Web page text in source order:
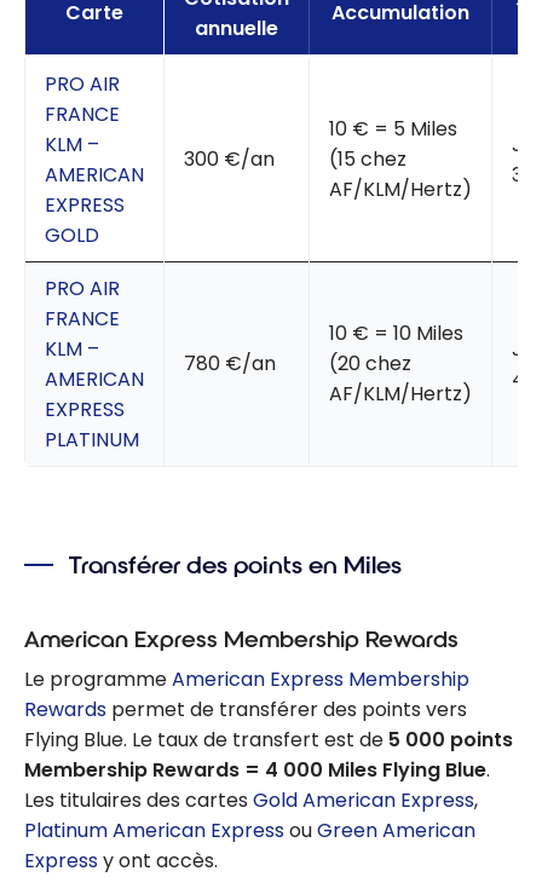
Carte
annuelle
Accumulation
PRO AIR
FRANCE
KLM –
AMERICAN
EXPRESS
GOLD
300 €/an
10 € = 5 Miles
(15 chez
AF/KLM/Hertz)
30
PRO AIR
FRANCE
KLM –
AMERICAN
EXPRESS
PLATINUM
780 €/an
10 € = 10 Miles
(20 chez
AF/KLM/Hertz)
40
Transférer des points en Miles
American Express Membership Rewards
Le programmeAmerican Express Membership
Rewards permet de transférer des points vers
Flying Blue. Le taux de transfert est de 5 000 points
Membership Rewards = 4 000 Miles Flying Blue.
Les titulaires des cartes Gold American Express,
Platinum American ExpressouGreen American
Expressy ont accès.